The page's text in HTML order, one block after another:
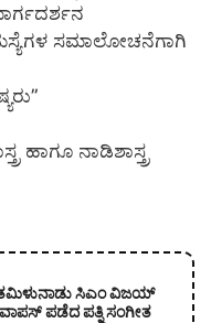
ಸಮಾಲೋಚನೆಗಾಗಿ
ಹಾಗೂ ನಾಡಿಶಾಸ್ತ್ರ
ತಮಿಳುನಾಡು ಸಿಎಂ ವಿಜಯ್
ಪಡೆದ ಪತ್ನಿ ಸಂಗೀತ